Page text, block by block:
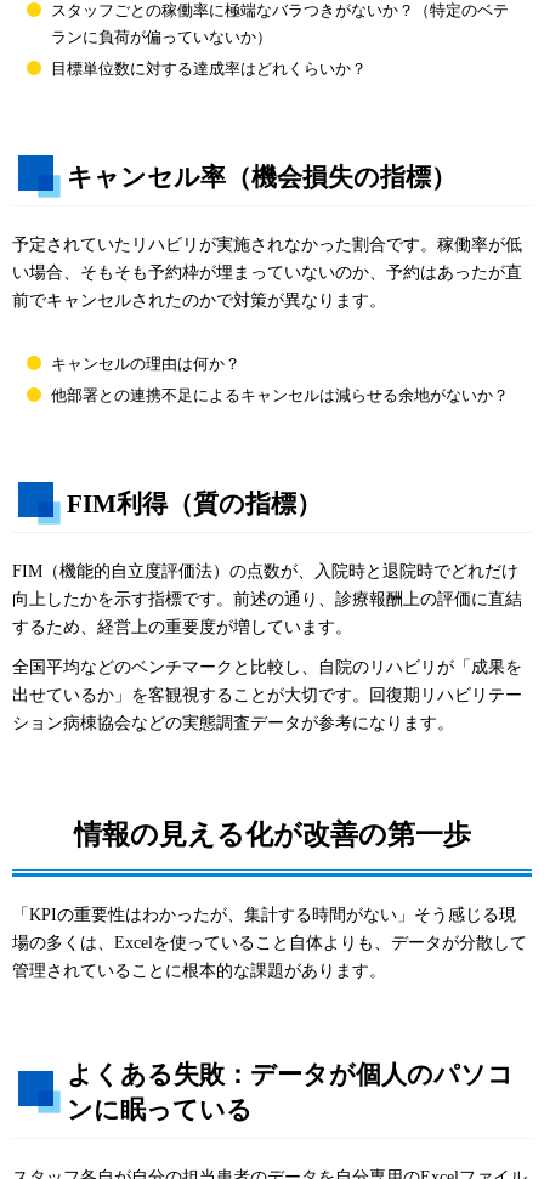
スタッフごとの稼働率に極端なバラつきがないか？（特定のベテ
ランに負荷が偏っていないか）
目標単位数に対する達成率はどれくらいか？
キャンセル率（機会損失の指標）
予定されていたリハビリが実施されなかった割合です。稼働率が低
い場合、そもそも予約枠が埋まっていないのか、予約はあったが直
前でキャンセルされたのかで対策が異なります。
キャンセルの理由は何か？
他部署との連携不足によるキャンセルは減らせる余地がないか？
FIM利得（質の指標）
FIM（機能的自立度評価法）の点数が、入院時と退院時でどれだけ
向上したかを示す指標です。前述の通り、診療報酬上の評価に直結
するため、経営上の重要度が増しています。
全国平均などのベンチマークと比較し、自院のリハビリが「成果を
出せているか」を客観視することが大切です。回復期リハビリテー
ション病棟協会などの実態調査データが参考になります。
情報の見える化が改善の第一歩
「KPIの重要性はわかったが、集計する時間がない」そう感じる現
場の多くは、Excelを使っていること自体よりも、データが分散して
管理されていることに根本的な課題があります。
よくある失敗：データが個人のパソコ
ンに眠っている